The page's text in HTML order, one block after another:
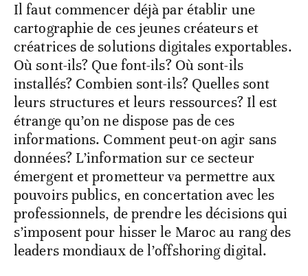
Il faut commencer déjà par établir une
cartographie de ces jeunes créateurs et
créatrices de solutions digitales exportables.
Où sont-ils? Que font-ils? Où sont-ils
installés? Combien sont-ils? Quelles sont
leurs structures et leurs ressources? Il est
étrange qu’on ne dispose pas de ces
informations. Comment peut-on agir sans
données? L’information sur ce secteur
émergent et prometteur va permettre aux
pouvoirs publics, en concertation avec les
professionnels, de prendre les décisions qui
s’imposent pour hisser le Maroc au rang des
leaders mondiaux de l’offshoring digital.